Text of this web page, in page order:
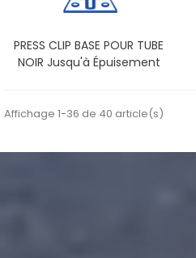
PRESS CLIP BASE POUR TUBE
NOIR Jusqu'à Épuisement
Affichage 1-36 de 40 article(s)